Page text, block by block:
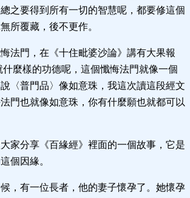
之要得到所有一切的智慧呢，都要修這個
所覆藏，後不更作。
法門，在《十住毗婆沙論》講有大果報
麼樣的功德呢，這個懺悔法門就像一個
〈普門品〉像如意珠，我這次讀這段經文
門也就像如意珠，你有什麼願也就都可以
家分享《百緣經》裡面的一個故事，它是
個因緣。
，有一位長者，他的妻子懷孕了。她懷孕